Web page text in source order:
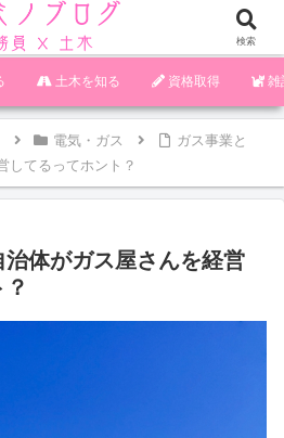
土木を知る 資格取得 雑
電気・ガス
ガス事業と
してるってホント？
体がガス屋さんを経営
検索